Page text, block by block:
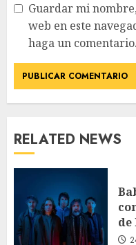
Guardar mi
web en este
haga un comentario.
RELATED NEWS
de